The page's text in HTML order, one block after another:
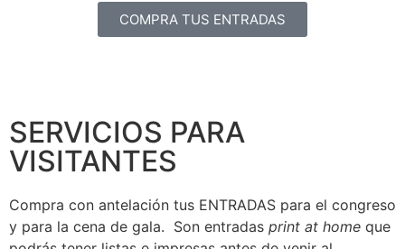
COMPRA TUS ENTRADAS
SERVICIOS PARA
VISITANTES
Compra con antelación tus ENTRADAS para el congreso
y para la cena de gala. Son entradas print at home que